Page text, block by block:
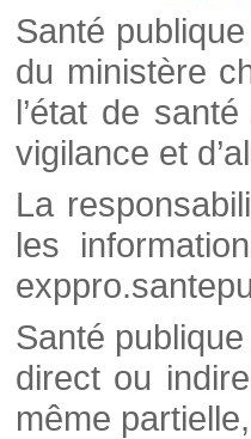
Santé
du ministère
l’état de
vigilance et
La
les
Santé
direct ou
même